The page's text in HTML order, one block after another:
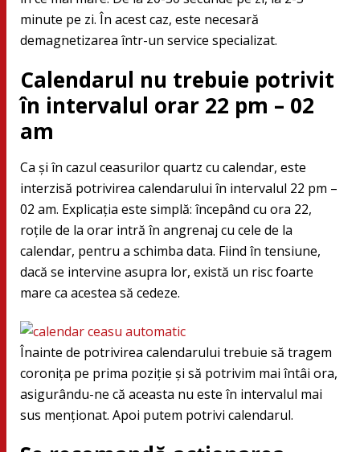
minute pe zi. În acest caz, este necesară
demagnetizarea într-un service specializat.
Calendarul nu trebuie potrivit
în intervalul orar 22 pm – 02
am
Ca și în cazul ceasurilor quartz cu calendar, este
interzisă potrivirea calendarului în intervalul 22 pm –
02 am. Explicația este simplă: începând cu ora 22,
roțile de la orar intră în angrenaj cu cele de la
calendar, pentru a schimba data. Fiind în tensiune,
dacă se intervine asupra lor, există un risc foarte
mare ca acestea să cedeze.
Înainte de potrivirea calendarului trebuie să tragem
coronița pe prima poziție și să potrivim mai întâi ora,
asigurându-ne că aceasta nu este în intervalul mai
sus menționat. Apoi putem potrivi calendarul.